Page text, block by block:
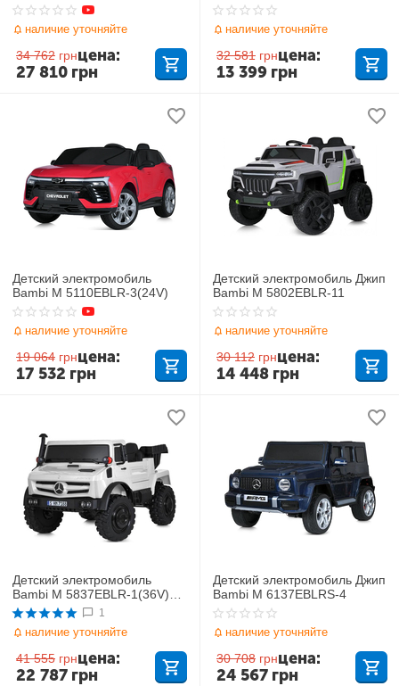
наличие уточняйте
34 762 грн
27 810 грн
цена:
наличие уточняйте
32 581 грн
13 399 грн
цена:
Детский электромобиль
Bambi M 5110EBLR-3(24V)
наличие уточняйте
19 064 грн
17 532 грн
цена:
Детский электромобиль Джип
Bambi M 5802EBLR-11
наличие уточняйте
30 112 грн
14 448 грн
цена:
Детский электромобиль
Bambi M 5837EBLR-1(36V)
Mercedes
1
наличие уточняйте
41 555 грн
22 787 грн
цена:
Детский электромобиль Джип
Bambi M 6137EBLRS-4
наличие уточняйте
30 708 грн
24 567 грн
цена: